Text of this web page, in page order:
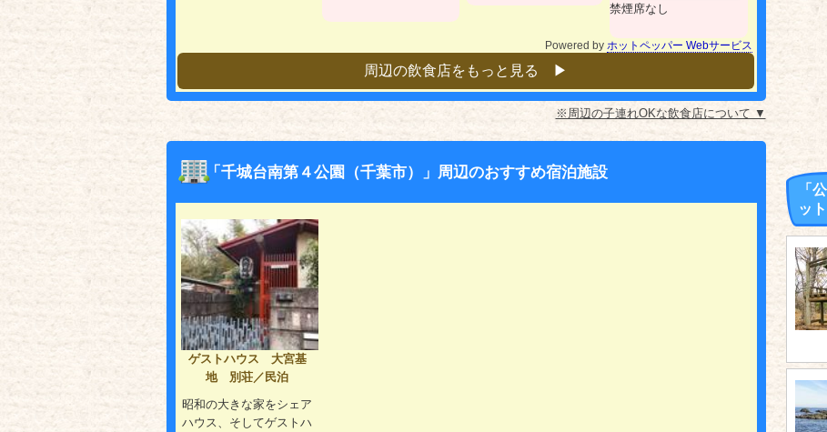
禁煙席なし
Powered by ホットペッパー Webサービス
周辺の飲食店をもっと見る ▶︎
※周辺の子連れOKな飲食店について ▼
「千城台南第４公園（千葉市）」周辺のおすすめ宿泊施設
ゲストハウス 大宮基
地 別荘／民泊
昭和の大きな家をシェア
ハウス、そしてゲストハ
「
ッ